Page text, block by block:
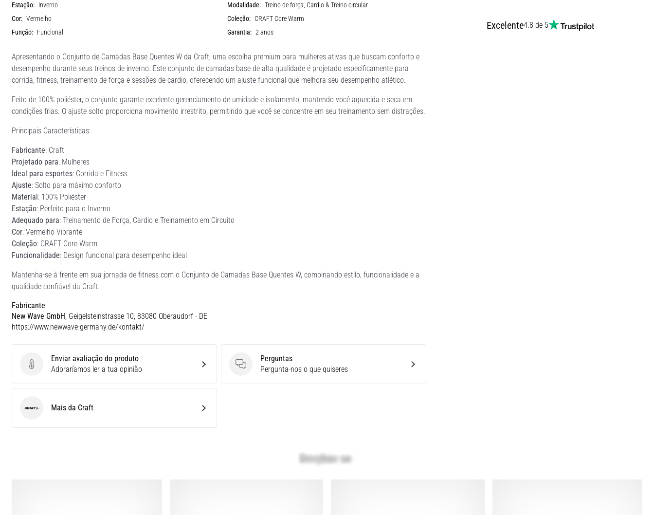
Excelente4.8 de 5
Estação: Inverno Modalidade: Treino de força, Cardio & Treino circular
Cor: Vermelho Coleção: CRAFT Core Warm
Função: Funcional Garantia: 2 anos
Apresentando o Conjunto de Camadas Base Quentes W da Craft, uma escolha premium para mulheres ativas que buscam conforto e
desempenho durante seus treinos de inverno. Este conjunto de camadas base de alta qualidade é projetado especificamente para
corrida, fitness, treinamento de força e sessões de cardio, oferecendo um ajuste funcional que melhora seu desempenho atlético.
Feito de 100% poliéster, o conjunto garante excelente gerenciamento de umidade e isolamento, mantendo você aquecida e seca em
condições frias. O ajuste solto proporciona movimento irrestrito, permitindo que você se concentre em seu treinamento sem distrações.
Principais Características:
Fabricante: Craft
Projetado para: Mulheres
Ideal para esportes: Corrida e Fitness
Ajuste: Solto para máximo conforto
Material: 100% Poliéster
Estação: Perfeito para o Inverno
Adequado para: Treinamento de Força, Cardio e Treinamento em Circuito
Cor: Vermelho Vibrante
Coleção: CRAFT Core Warm
Funcionalidade: Design funcional para desempenho ideal
Mantenha-se à frente em sua jornada de fitness com o Conjunto de Camadas Base Quentes W, combinando estilo, funcionalidade e a
qualidade confiável da Craft.
Fabricante
New Wave GmbH, Geigelsteinstrasse 10, 83080 Oberaudorf - DE
https://www.newwave-germany.de/kontakt/
Enviar avaliação do produto
Enviar avaliação do produto
Adoraríamos ler a tua opinião
Perguntas
Perguntas
Pergunta-nos o que quiseres
Craft Mais da Craft